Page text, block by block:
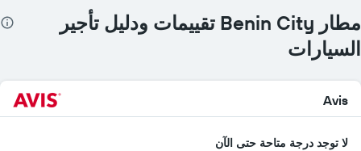
مطار Benin City تقييمات ودليل تأجير
السيارات
Avis
لا توجد درجة متاحة حتى الآن